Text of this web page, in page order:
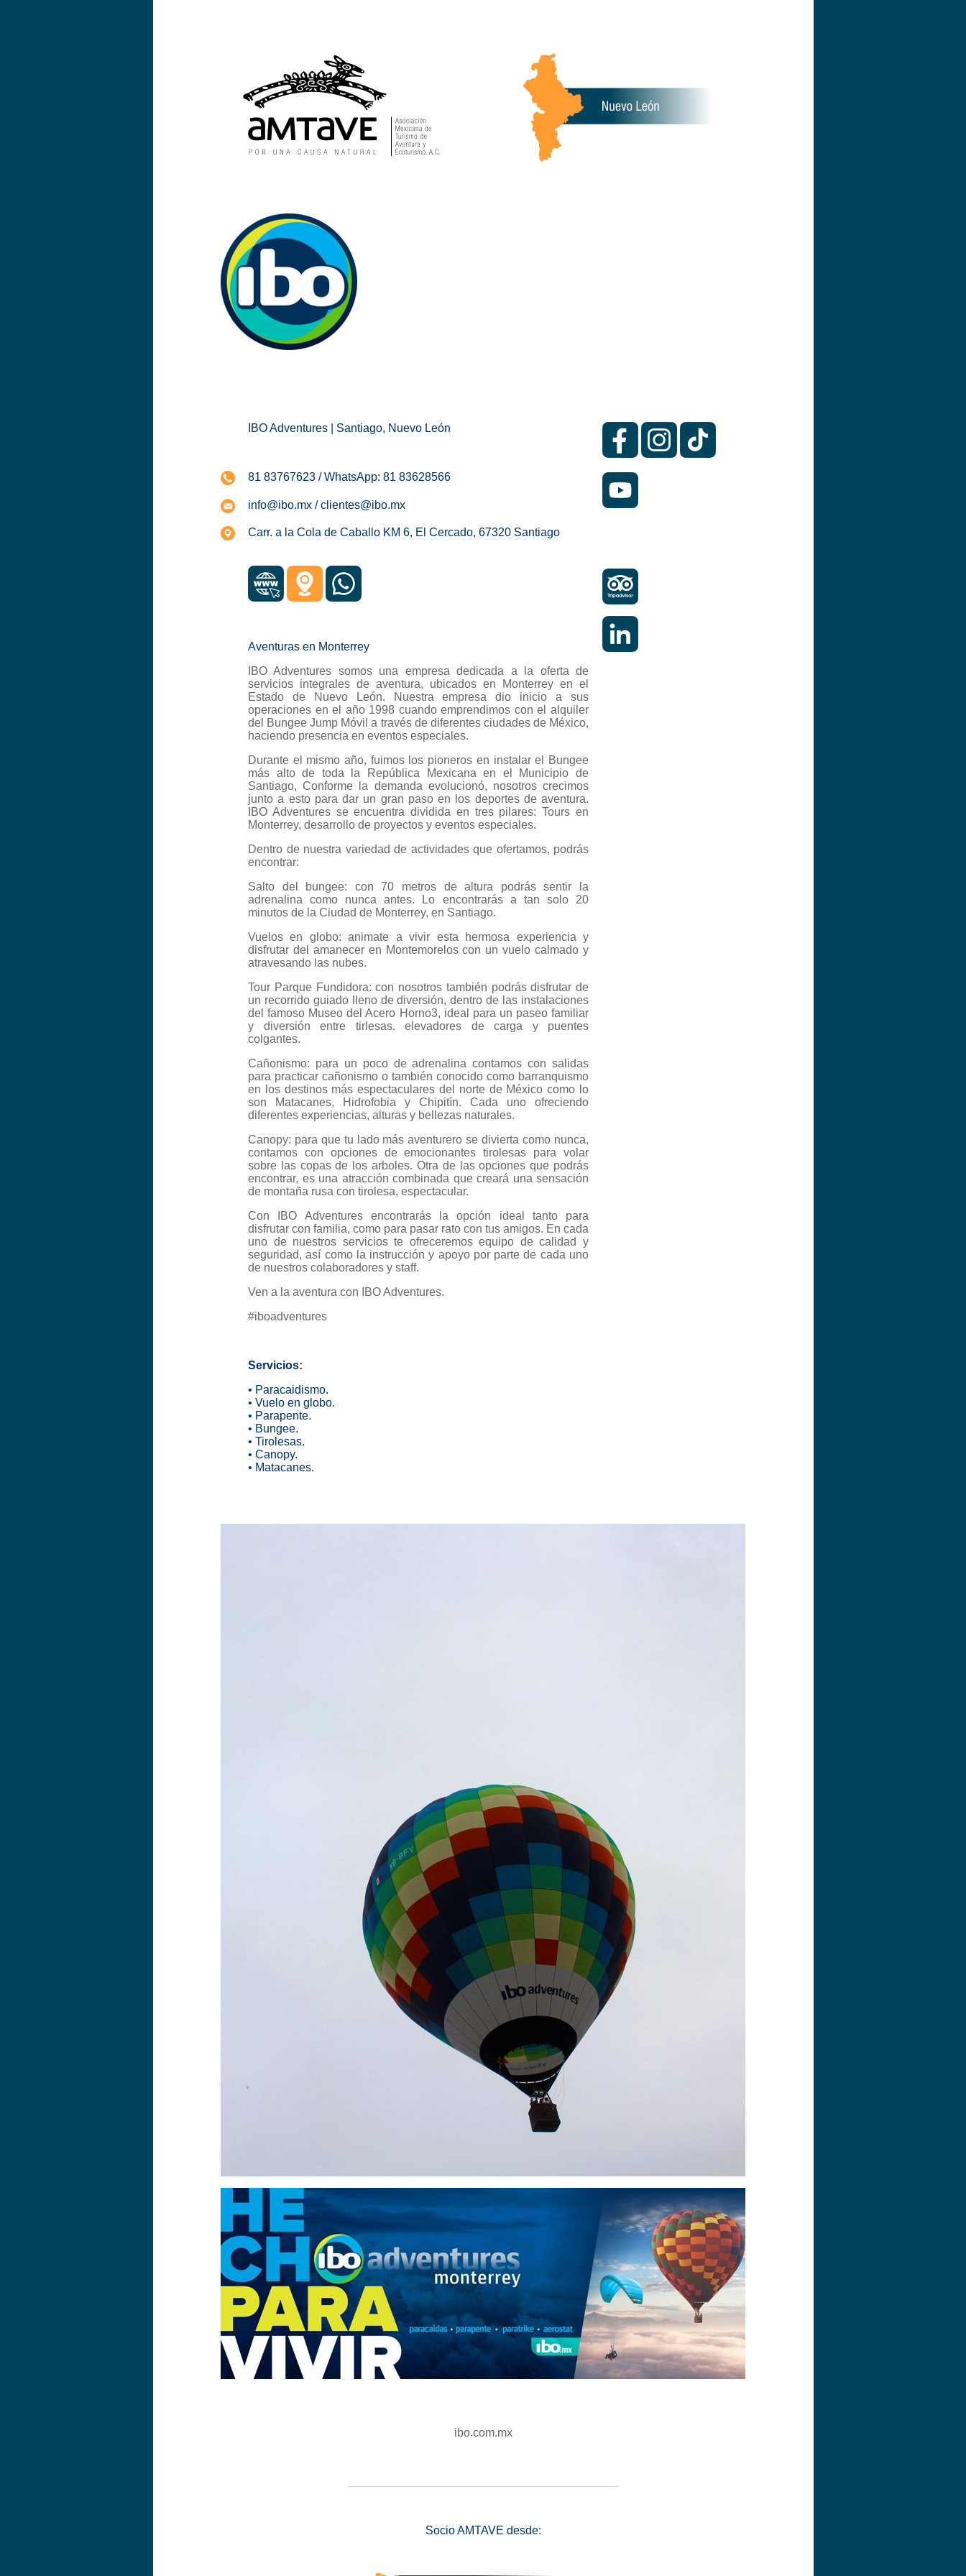
IBO Adventures | Santiago, Nuevo León
81 83767623 / WhatsApp: 81 83628566
info@ibo.mx / clientes@ibo.mx
Carr. a la Cola de Caballo KM 6, El Cercado, 67320 Santiago
Aventuras en Monterrey
IBO Adventures somos una empresa dedicada a la oferta de
servicios integrales de aventura, ubicados en Monterrey en el
Estado de Nuevo León. Nuestra empresa dio inicio a sus
operaciones en el año 1998 cuando emprendimos con el alquiler
del Bungee Jump Móvil a través de diferentes ciudades de México,
haciendo presencia en eventos especiales.
Durante el mismo año, fuimos los pioneros en instalar el Bungee
más alto de toda la República Mexicana en el Municipio de
Santiago, Conforme la demanda evolucionó, nosotros crecimos
junto a esto para dar un gran paso en los deportes de aventura.
IBO Adventures se encuentra dividida en tres pilares: Tours en
Monterrey, desarrollo de proyectos y eventos especiales.
Dentro de nuestra variedad de actividades que ofertamos, podrás
encontrar:
Salto del bungee: con 70 metros de altura podrás sentir la
adrenalina como nunca antes. Lo encontrarás a tan solo 20
minutos de la Ciudad de Monterrey, en Santiago.
Vuelos en globo: animate a vivir esta hermosa experiencia y
disfrutar del amanecer en Montemorelos con un vuelo calmado y
atravesando las nubes.
Tour Parque Fundidora: con nosotros también podrás disfrutar de
un recorrido guiado lleno de diversión, dentro de las instalaciones
del famoso Museo del Acero Horno3, ideal para un paseo familiar
y diversión entre tirlesas. elevadores de carga y puentes
colgantes.
Cañonismo: para un poco de adrenalina contamos con salidas
para practicar cañonismo o también conocido como barranquismo
en los destinos más espectaculares del norte de México como lo
son Matacanes, Hidrofobia y Chipitín. Cada uno ofreciendo
diferentes experiencias, alturas y bellezas naturales.
Canopy: para que tu lado más aventurero se divierta como nunca,
contamos con opciones de emocionantes tirolesas para volar
sobre las copas de los arboles. Otra de las opciones que podrás
encontrar, es una atracción combinada que creará una sensación
de montaña rusa con tirolesa, espectacular.
Con IBO Adventures encontrarás la opción ideal tanto para
disfrutar con familia, como para pasar rato con tus amigos. En cada
uno de nuestros servicios te ofreceremos equipo de calidad y
seguridad, así como la instrucción y apoyo por parte de cada uno
de nuestros colaboradores y staff.
Ven a la aventura con IBO Adventures.
#iboadventures
Servicios:
• Paracaidismo.
• Vuelo en globo.
• Parapente.
• Bungee.
• Tirolesas.
• Canopy.
• Matacanes.
ibo.com.mx
Socio AMTAVE desde: